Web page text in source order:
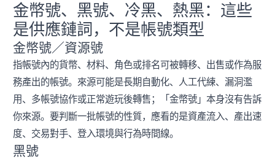
金幣號、黑號、冷黑、熱黑：這些
是供應鏈詞，不是帳號類型
金幣號／資源號
指帳號內的貨幣、材料、角色或排名可被轉移、出售或作為服
務產出的帳號。來源可能是長期自動化、人工代練、漏洞濫
用、多帳號協作或正常遊玩後轉售；「金幣號」本身沒有告訴
你來源。要判斷一批帳號的性質，應看的是資產流入、產出速
度、交易對手、登入環境與行為時間線。
黑號